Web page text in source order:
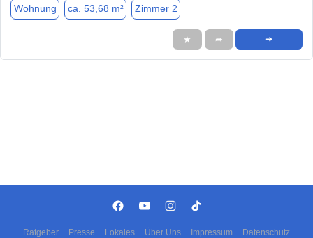
Wohnung ca. 53,68 m² Zimmer 2
★ ➦ ➜
Ratgeber Presse Lokales Über Uns Impressum Datenschutz